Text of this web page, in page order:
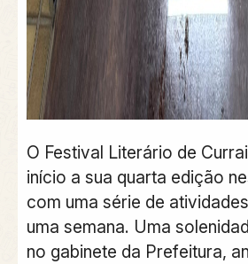
O Festival Literário de
início a sua quarta edição
com uma série de
uma semana. Uma
no gabinete da Prefeitura,